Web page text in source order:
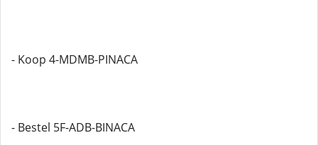
- Koop 4-MDMB-PINACA
- Bestel 5F-ADB-BINACA